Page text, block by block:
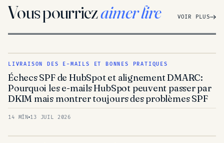
Vous pourriezaimer lire VOIR PLUS
LIVRAISON DES E-MAILS ET BONNES PRATIQUES
Échecs SPF de HubSpot et alignement DMARC:
Pourquoi les e-mails HubSpot peuvent passer par
DKIM mais montrer toujours des problèmes SPF
14 MÍN 13 JUIL 2026